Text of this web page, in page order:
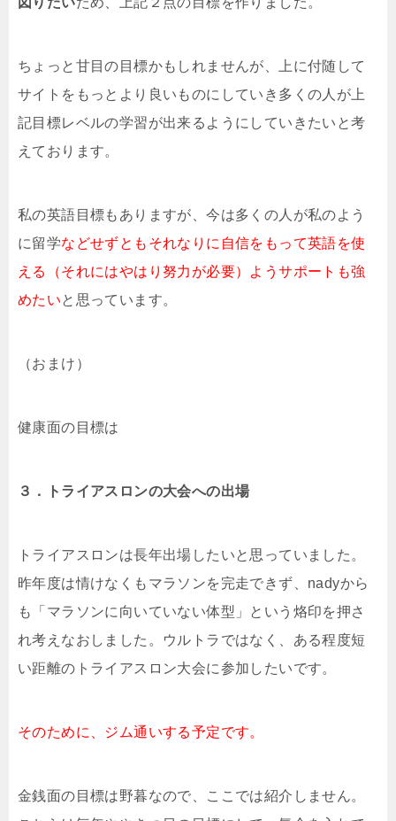
ちょっと甘目の目標かもしれませんが、上に付随して
サイトをもっとより良いものにしていき多くの人が上
記目標レベルの学習が出来るようにしていきたいと考
えております。
私の英語目標もありますが、今は多くの人が私のよう
に留学などせずともそれなりに自信をもって英語を使
える（それにはやはり努力が必要）ようサポートも強
めたいと思っています。
（おまけ）
健康面の目標は
３．トライアスロンの大会への出場
トライアスロンは長年出場したいと思っていました。
昨年度は情けなくもマラソンを完走できず、nadyから
も「マラソンに向いていない体型」という烙印を押さ
れ考えなおしました。ウルトラではなく、ある程度短
い距離のトライアスロン大会に参加したいです。
そのために、ジム通いする予定です。
金銭面の目標は野暮なので、ここでは紹介しません。